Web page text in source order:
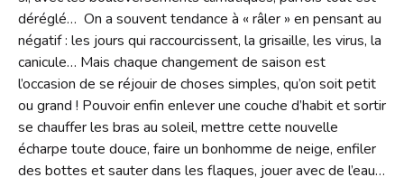
déréglé… On a souvent tendance à « râler » en pensant au
négatif : les jours qui raccourcissent, la grisaille, les virus, la
canicule… Mais chaque changement de saison est
l’occasion de se réjouir de choses simples, qu’on soit petit
ou grand ! Pouvoir enfin enlever une couche d’habit et sortir
se chauffer les bras au soleil, mettre cette nouvelle
écharpe toute douce, faire un bonhomme de neige, enfiler
des bottes et sauter dans les flaques, jouer avec de l’eau…